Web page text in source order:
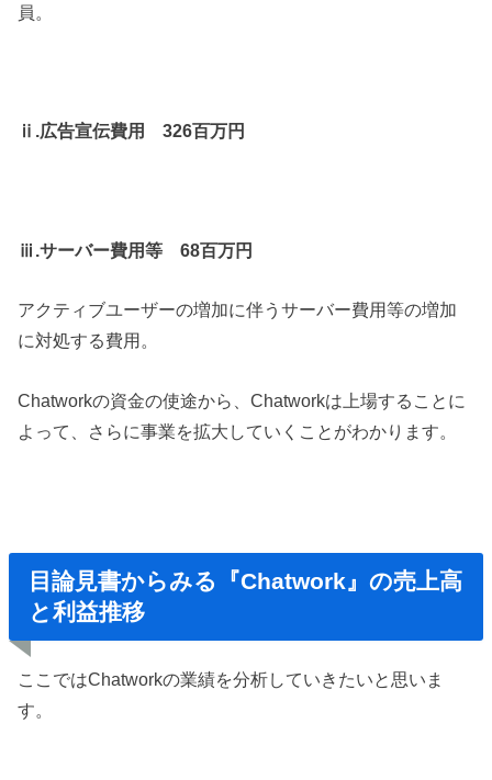
員。
ⅱ.広告宣伝費用 326百万円
ⅲ.サーバー費用等 68百万円
アクティブユーザーの増加に伴うサーバー費用等の増加
に対処する費用。
Chatworkの資金の使途から、Chatworkは上場することに
よって、さらに事業を拡大していくことがわかります。
目論見書からみる『Chatwork』の売上高
と利益推移
ここではChatworkの業績を分析していきたいと思いま
す。